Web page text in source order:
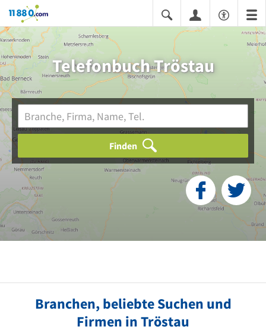
11880.com
Telefonbuch Tröstau
Finden
Branchen, beliebte Suchen und
Firmen in Tröstau